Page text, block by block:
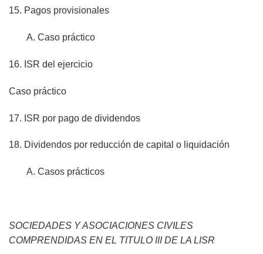
15. Pagos provisionales
A. Caso práctico
16. ISR del ejercicio
Caso práctico
17. ISR por pago de dividendos
18. Dividendos por reducción de capital o liquidación
A. Casos prácticos
SOCIEDADES Y ASOCIACIONES CIVILES
COMPRENDIDAS EN EL TITULO III DE LA LISR